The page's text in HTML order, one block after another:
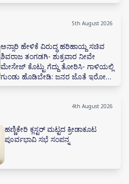
5th August 2026
ಅನ್ಸಾರಿ ಹೇಳಿಕೆ ವಿರುದ್ಧ ಹರಿಹಾಯ್ದ ಸಚಿವ
ಶಿವರಾಜ ತಂಗಡಗಿ- ಶುಕ್ರವಾರ ನೀವೇ
ಮೇಸೇಜ್ ಕೊಟ್ಟು ಗೆದ್ದು ತೋರಿಸಿ- ಗಾಳಿಯಲ್ಲಿ
ಗುಂಡು ಹೊಡಿಬೇಡಿ: ಜನರ ಜೊತೆ ಇರೋದು
ಕಲಿಯಿರಿ
4th August 2026
ಹಣ್ಣಿಕೇರಿ ಕ್ಲಸ್ಟರ್ ಮಟ್ಟದ ಕ್ರೀಡಾಕೂಟ
ಪೂರ್ವಭಾವಿ ಸಭೆ ಸಂಪನ್ನ